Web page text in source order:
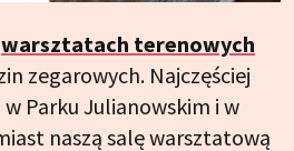
warsztatach terenowych
zegarowych. Najczęściej
Parku Julianowskim i w
naszą salę warsztatową